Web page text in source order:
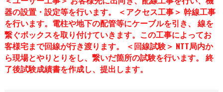
器の設置・設定等を行います。 ＜アクセス工事＞ 幹線工事
を行います。電柱や地下の配管等にケーブルを引き、 線を
繋ぐボックスを取り付けていきます。この工事によってお
客様宅まで回線が行き渡ります。 ＜回線試験＞ NTT局内か
ら現場とやりとりをし、繋いだ箇所の試験を行います。 終
了後試験成績書を作成し、提出します。